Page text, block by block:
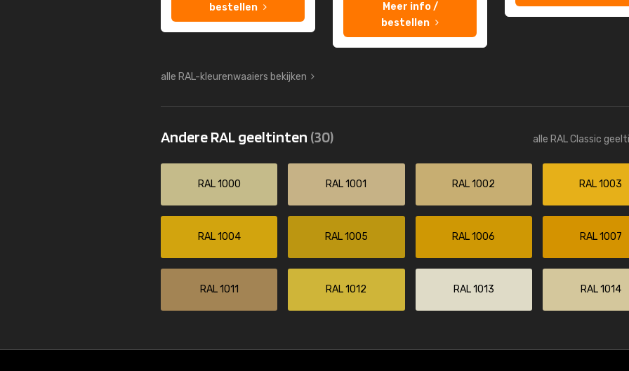
bestellen
Meer info /
bestellen
alle RAL-kleurenwaaiers bekijken
Andere RAL geeltinten (30) alle RAL Classic
RAL 1000 RAL 1001 RAL 1002 RAL 1003
RAL 1004 RAL 1005 RAL 1006 RAL 1007
RAL 1011 RAL 1012 RAL 1013 RAL 1014